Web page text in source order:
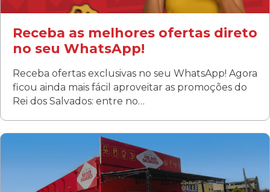
Fanny
Rua Albino Beatriz, 100 - Fanny, Curitiba –PR
Segunda a sábado: 09h00 às 19h00
Domingo: FECHADA
Receba as melhores ofertas direto
no seu WhatsApp!
Receba ofertas exclusivas no seu WhatsApp! Agora
ficou ainda mais fácil aproveitar as promoções do
Rei dos Salvados: entre no…